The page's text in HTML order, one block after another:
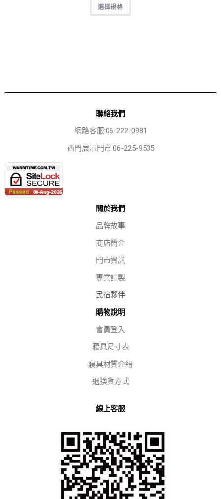
選擇規格
聯絡我們
網路客服:06-222-0981
西門展示門市:06-225-9535
關於我們
品牌故事
商店簡介
門市資訊
專業訂製
民宿夥伴
購物說明
會員登入
寢具尺寸表
寢具材質介紹
退換貨方式
線上客服